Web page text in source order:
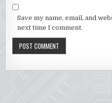
Save my name, email, and
next time I comment.